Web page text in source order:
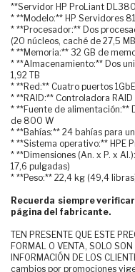
**Servidor HP ProLiant
* **Modelo:** HP Servidores
* **Procesador:** Dos
(20 núcleos, caché de 27,5
* **Memoria:** 32 GB de
* **Almacenamiento:** Dos
1,92 TB
* **Red:** Cuatro puertos
* **RAID:** Controladora
* **Fuente de alimentación:**
de 800 W
* **Bahías:** 24 bahías para
* **Sistema operativo:** HPE
* **Dimensiones (An. x P. x
17,6 pulgadas)
* **Peso:** 22,4 kg (49,4
Recuerda siempre
página del fabricante.
TEN PRESENTE QUE ESTE
FORMAL O VENTA, SOLO
INFORMACIÓN DE LOS
cambios por promociones